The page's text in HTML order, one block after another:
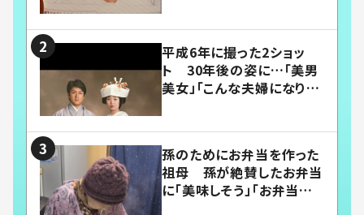
平成6年に撮った2ショッ
ト 30年後の姿に…「美男
美女」「こんな夫婦になりた
孫のためにお弁当を作った
祖母 孫が絶賛したお弁当
に「美味しそう」「お弁当すご